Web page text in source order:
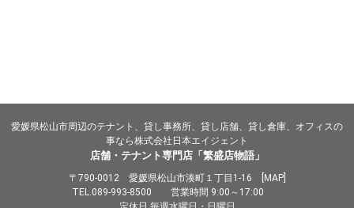
愛媛県松山市周辺のテナント、貸し事務所、貸し店舗、貸し倉庫、オフィスの
事なら株式会社日本エイジェント
店舗・テナント専門店「繁盛店物語」
〒790-0012 愛媛県松山市湊町１丁目1-16 [ MAP]
TEL.089-993-8500 営業時間 9:00～17:00